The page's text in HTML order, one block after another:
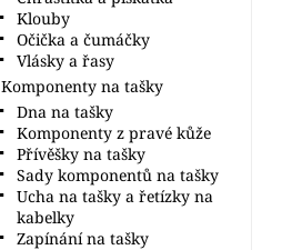
Klouby
Očička a čumáčky
Vlásky a řasy
Komponenty na tašky
Dna na tašky
Komponenty z pravé kůže
Přívěšky na tašky
Sady komponentů na tašky
Ucha na tašky a řetízky na
kabelky
Zapínání na tašky